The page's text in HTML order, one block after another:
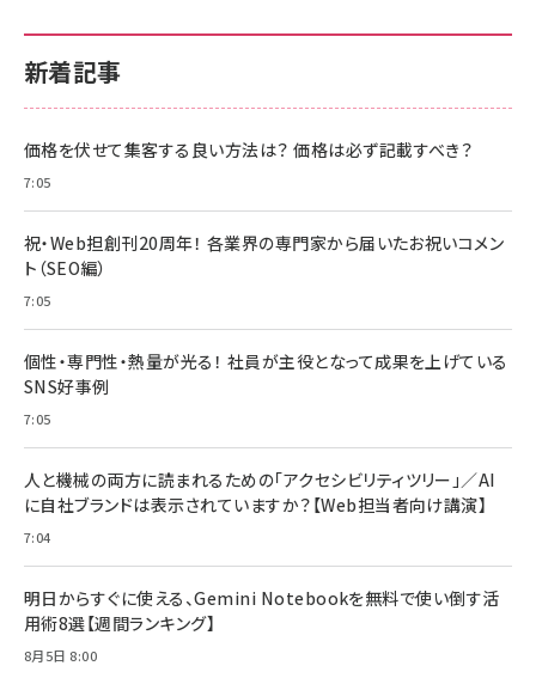
新着記事
価格を伏せて集客する良い方法は？ 価格は必ず記載すべき？
7:05
祝・Web担創刊20周年！ 各業界の専門家から届いたお祝いコメン
ト（SEO編）
7:05
個性・専門性・熱量が光る！ 社員が主役となって成果を上げている
SNS好事例
7:05
人と機械の両方に読まれるための「アクセシビリティツリー」／AI
に自社ブランドは表示されていますか？【Web担当者向け講演】
7:04
明日からすぐに使える、Gemini Notebookを無料で使い倒す活
用術8選【週間ランキング】
8月5日 8:00